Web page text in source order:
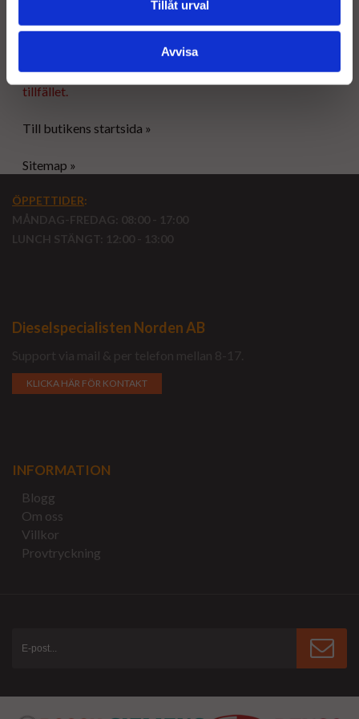
Tillåt urval
Avvisa
Tyvärr ingår inte denna produkt i vårt sortiment för
tillfället.
Till butikens startsida »
Sitemap »
ÖPPETTIDER:
MÅNDAG-FREDAG: 08:00 - 17:00
LUNCH STÄNGT: 12:00 - 13:00
Dieselspecialisten Norden AB
Support via mail & per telefon mellan 8-17.
KLICKA HÄR FÖR KONTAKT
INFORMATION
Blogg
Om oss
Villkor
Provtryckning